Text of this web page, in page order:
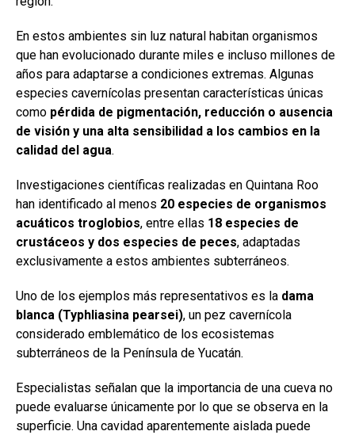
En estos ambientes sin luz natural habitan organismos
que han evolucionado durante miles e incluso millones de
años para adaptarse a condiciones extremas. Algunas
especies cavernícolas presentan características únicas
como pérdida de pigmentación, reducción o ausencia
de visión y una alta sensibilidad a los cambios en la
calidad del agua.
Investigaciones científicas realizadas en Quintana Roo
han identificado al menos 20 especies de organismos
acuáticos troglobios, entre ellas 18 especies de
crustáceos y dos especies de peces, adaptadas
exclusivamente a estos ambientes subterráneos.
Uno de los ejemplos más representativos es la dama
blanca (Typhliasina pearsei), un pez cavernícola
considerado emblemático de los ecosistemas
subterráneos de la Península de Yucatán.
Especialistas señalan que la importancia de una cueva no
puede evaluarse únicamente por lo que se observa en la
superficie. Una cavidad aparentemente aislada puede